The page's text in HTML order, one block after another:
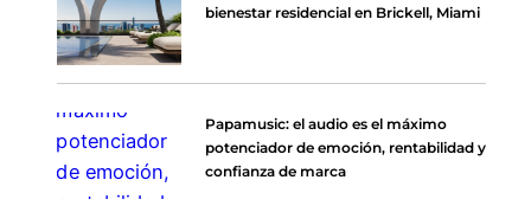
bienestar residencial en Brickell, Miami
Papamusic: el audio es el máximo
potenciador de emoción, rentabilidad y
confianza de marca